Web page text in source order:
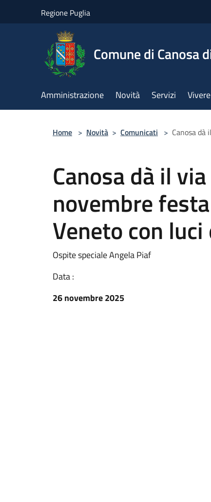
Regione Puglia
Comune di Canosa
Amministrazione Novità Servizi
Home > Novità > Comunicati > Canosa
Canosa dà il
novembre
Veneto con
Ospite speciale Angela Piaf
Data :
26 novembre 2025